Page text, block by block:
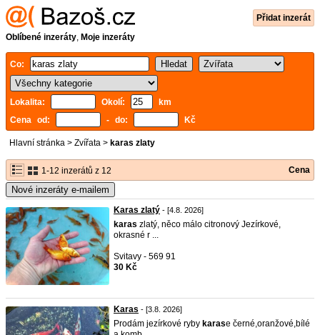
Přidat inzerát
Oblíbené inzeráty, Moje inzeráty
Co:
Lokalita: Okolí:
km
Cena od:
- do: Kč
Hlavní stránka > Zvířata > karas zlaty
1-12 inzerátů z 12 Cena
Nové inzeráty e-mailem
Karas zlatý - [4.8. 2026]
karas zlatý, něco málo citronový Jezírkové,
okrasné r ...
Svitavy - 569 91
30 Kč
Karas - [3.8. 2026]
Prodám jezírkové ryby karase černé,oranžové,bílé